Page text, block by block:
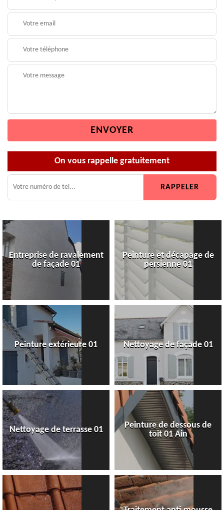
On vous rappelle gratuitement
Entreprise de ravalement
de façade 01
Peinture et décapage de
persienne 01
Peinture extérieure 01 Nettoyage de façade 01
Nettoyage de terrasse 01
Peinture de dessous de
toit 01 Ain